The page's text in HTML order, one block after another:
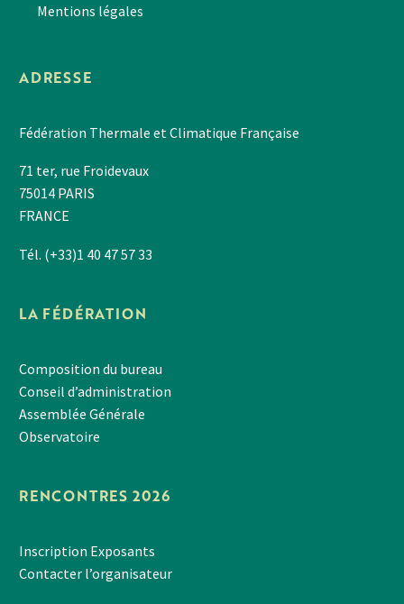
Mentions légales
ADRESSE
Fédération Thermale et Climatique Française
71 ter, rue Froidevaux
75014 PARIS
FRANCE
Tél. (+33)1 40 47 57 33
LA FÉDÉRATION
Composition du bureau
Conseil d’administration
Assemblée Générale
Observatoire
RENCONTRES 2026
Inscription Exposants
Contacter l’organisateur